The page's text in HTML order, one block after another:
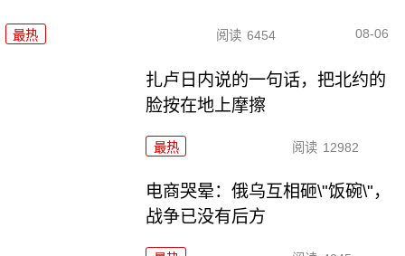
最热 阅读 6454 08-06
扎卢日内说的一句话，把北约的
脸按在地上摩擦
最热 阅读 12982
电商哭晕：俄乌互相砸\"饭碗\"，
战争已没有后方